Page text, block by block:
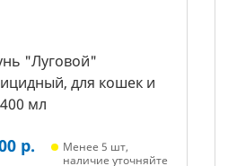
"Луговой"
для кошек и
мл
р.
Менее 5 шт,
наличие уточняйте